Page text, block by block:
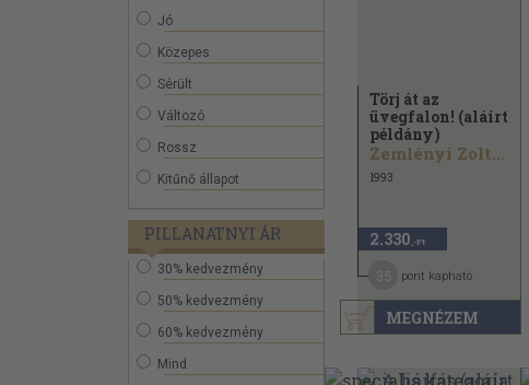
Jó
Közepes
Sérült
Változó
Rossz
Kitűnő állapot
PILLANATNYI ÁR
30% kedvezmény
50% kedvezmény
60% kedvezmény
Mind
MEGNÉZEM
Törj át az
üvegfalon! (aláírt
példány)
Zemlényi Zoltán
1993
2.330 ,-Ft
pont kapható